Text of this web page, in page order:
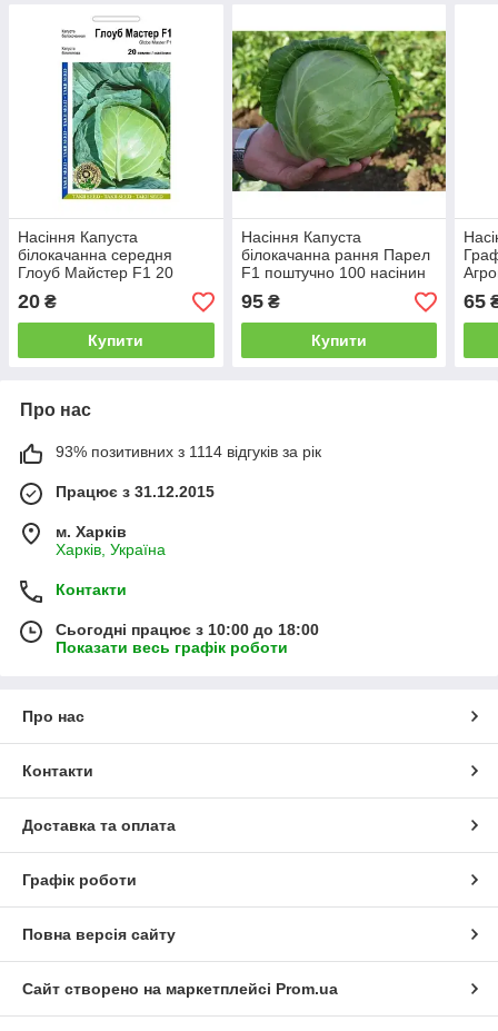
Насіння Капуста
білокачанна середня
Глоуб Майстер F1 20
насінин Takii Seed Агропак
20 ₴
Купити
Насіння Капуста
білокачанна рання Парел
F1 поштучно 100 насінин
Bejo Zaden
95₴
Купити
65
Про нас
93% позитивних з 1114 відгуків за рік
Працює з 31.12.2015
м. Харків
Харків, Україна
Контакти
Сьогодні працює з 10:00 до 18:00
Показати весь графік роботи
Про нас
Контакти
Доставка та оплата
Графік роботи
Повна версія сайту
Сайт створено на маркетплейсі Prom.ua